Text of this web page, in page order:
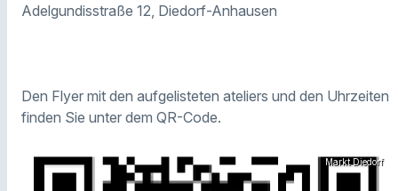
Adelgundisstraße 12, Diedorf-Anhausen
Den Flyer mit den aufgelisteten ateliers und den Uhrzeiten
finden Sie unter dem QR-Code.
Markt Diedorf